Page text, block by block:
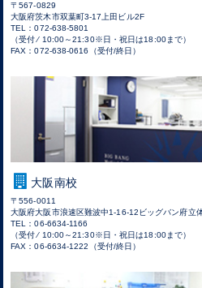
〒567-0829
大阪府茨木市双葉町3-17上田ビル2F
TEL：072-638-5801
（受付 ⁄ 10:00～21:30※日・祝日は18:00まで）
FAX：072-638-0616（受付/終日）
大阪南校
〒556-0011
大阪府大阪市浪速区難波中1-16-12ビッグバン府立
TEL：06-6634-1166
（受付 ⁄ 10:00～21:30※日・祝日は18:00まで）
FAX：06-6634-1222（受付/終日）